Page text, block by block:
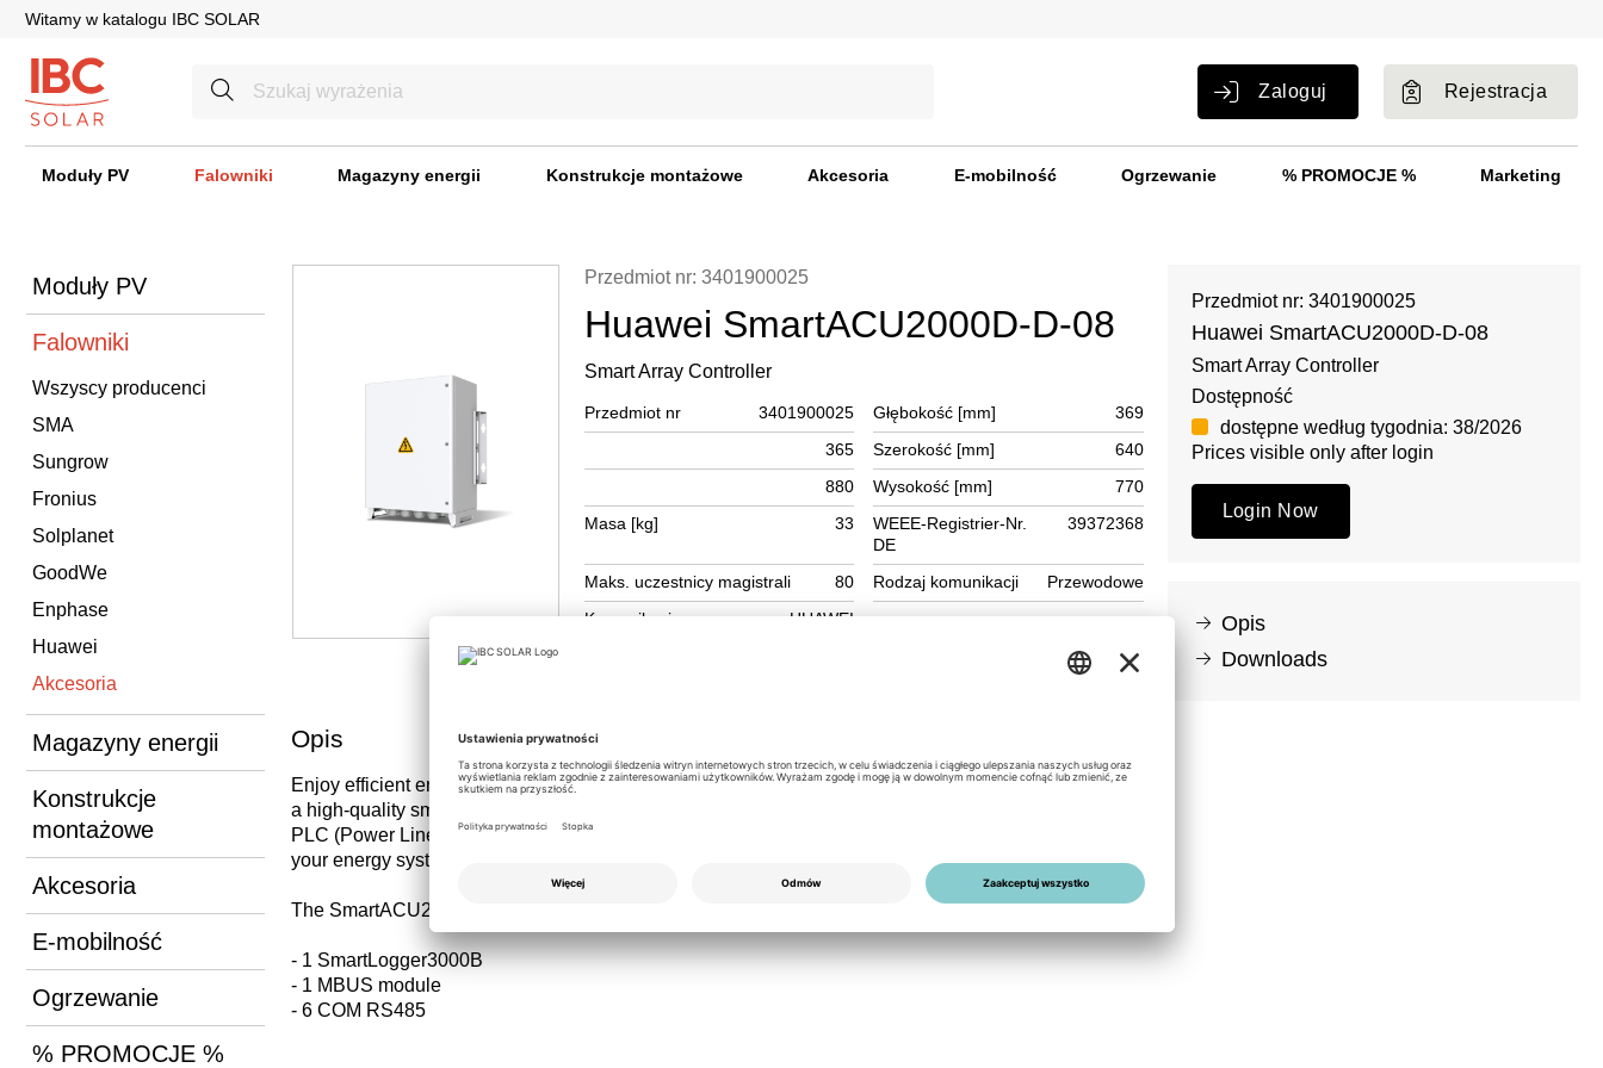
Witamy w katalogu IBC SOLAR
Zaloguj Rejestracja
Moduły PV Falowniki Magazyny energii Konstrukcje montażowe Akcesoria E-mobilność Ogrzewanie % PROMOCJE % Marketing
Moduły PV
Falowniki
Wszyscy producenci
SMA
Sungrow
Fronius
Solplanet
GoodWe
Enphase
Huawei
Akcesoria
Magazyny energii
Konstrukcje
montażowe
Akcesoria
E-mobilność
Ogrzewanie
% PROMOCJE %
Przedmiot nr: 3401900025
Huawei SmartACU2000D-D-08
Smart Array Controller
Przedmiot nr 3401900025 Głębokość [mm]
369
365
Szerokość [mm]
640
880
Wysokość [mm]
770
Masa [kg]
33
WEEE-Registrier-Nr.
DE
39372368
Maks. uczestnicy magistrali 80 Rodzaj komunikacji
Przewodowe
Komunikacja z
HUAWEI
Opis
Enjoy efficient energy control with the Huawei SmartACU2000D-D-08,
a high-quality smart array controller. This controller redefines control with
PLC (Power Line Communication) compatibility and offers excellent adaptability and connectivity for
your energy systems.
The SmartACU2000D-D-08 includes
- 1 SmartLogger3000B
- 1 MBUS module
- 6 COM RS485
Przedmiot nr: 3401900025
Huawei SmartACU2000D-D-08
Smart Array Controller
Dostępność
dostępne według tygodnia: 38/2026
Prices visible only after login
Login Now
Opis
Downloads